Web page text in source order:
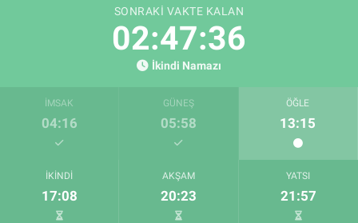
SONRAKI VAKTE KALAN
02:47:36
İkindi Namazı
İMSAK
04:16
GÜNEŞ
05:58
ÖĞLE
13:15
İKINDI
17:08
AKŞAM
20:23
YATSI
21:57